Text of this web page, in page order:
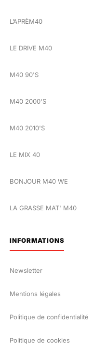
L’APRÈM40
LE DRIVE M40
M40 90'S
M40 2000'S
M40 2010'S
LE MIX 40
BONJOUR M40 WE
LA GRASSE MAT' M40
INFORMATIONS
Newsletter
Mentions légales
Politique de confidentialité
Politique de cookies